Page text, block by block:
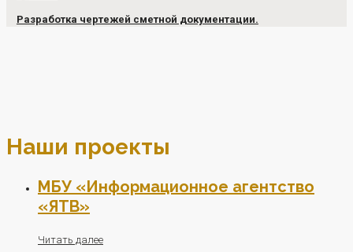
Разработка чертежей сметной документации.
Наши проекты
МБУ «Информационное агентство
«ЯТВ»
Читать далее